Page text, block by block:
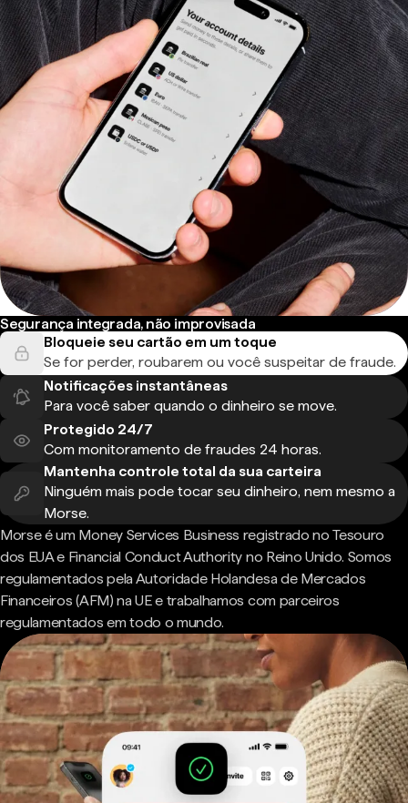
Segurança integrada, não improvisada
Bloqueie seu cartão em um toque
Se for perder, roubarem ou você suspeitar de fraude.
Notificações instantâneas
Para você saber quando o dinheiro se move.
Protegido 24/7
Com monitoramento de fraudes 24 horas.
Mantenha controle total da sua carteira
Ninguém mais pode tocar seu dinheiro, nem mesmo a
Morse.
Morse é um Money Services Business registrado no Tesouro
dos EUA e Financial Conduct Authority no Reino Unido. Somos
regulamentados pela Autoridade Holandesa de Mercados
Financeiros (AFM) na UE e trabalhamos com parceiros
regulamentados em todo o mundo.